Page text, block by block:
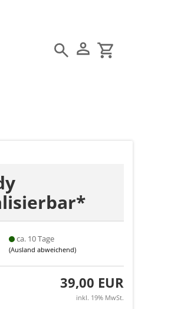
ca. 10 Tage
(Ausland abweichend)
39,00 EUR
inkl. 19% MwSt.